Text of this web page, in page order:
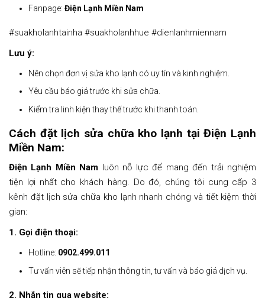
Fanpage:Điện Lạnh Miền Nam
#suakholanhtainha #suakholanhhue #dienlanhmiennam
Lưu ý:
Nên chọn đơn vị sửa kho lạnh có uy tín và kinh nghiệm.
Yêu cầu báo giá trước khi sửa chữa.
Kiểm tra linh kiện thay thế trước khi thanh toán.
Cách đặt lịch sửa chữa kho lạnh tạiĐiện Lạnh
Miền Nam:
Điện Lạnh Miền Nam luôn nỗ lực để mang đến trải nghiệm
tiện lợi nhất cho khách hàng. Do đó, chúng tôi cung cấp 3
kênh đặt lịch sửa chữa kho lạnh nhanh chóng và tiết kiệm thời
gian:
1. Gọi điện thoại:
Hotline: 0902.499.011
Tư vấn viên sẽ tiếp nhận thông tin, tư vấn và báo giá dịch vụ.
2. Nhắn tin qua website: